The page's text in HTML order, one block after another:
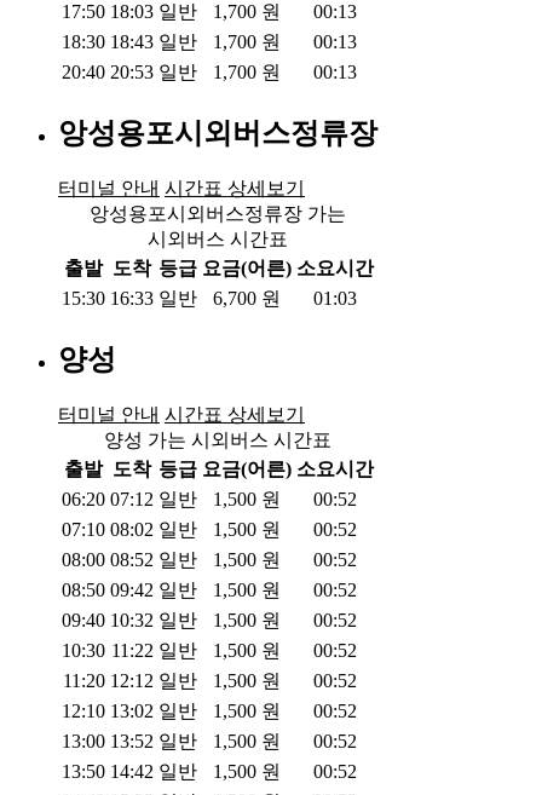
17:50 18:03 일반 1,700 원
00:13
18:30 18:43 일반 1,700 원
00:13
20:40 20:53 일반 1,700 원 00:13
앙성용포시외버스정류장
터미널 안내 시간표 상세보기
앙성용포시외버스정류장 가는
시외버스 시간표
출발 도착 등급 요금(어른) 소요시간
15:30 16:33 일반 6,700 원 01:03
양성
터미널 안내 시간표 상세보기
양성 가는 시외버스 시간표
출발 도착 등급 요금(어른) 소요시간
06:20 07:12 일반 1,500 원
00:52
07:10 08:02 일반 1,500 원
00:52
08:00 08:52 일반 1,500 원
00:52
08:50 09:42 일반 1,500 원
00:52
09:40 10:32 일반 1,500 원
00:52
10:30 11:22 일반 1,500 원
00:52
11:20 12:12 일반 1,500 원
00:52
12:10 13:02 일반 1,500 원
00:52
13:00 13:52 일반 1,500 원
00:52
13:50 14:42 일반 1,500 원
00:52